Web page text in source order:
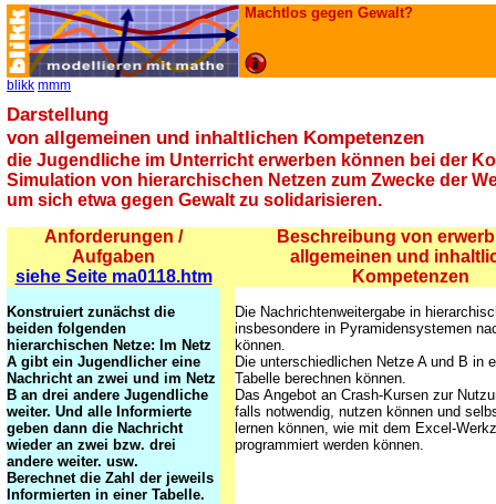
Machtlos gegen Gewalt?
blikk mmm
Darstellung
von allgemeinen und inhaltlichen Kompetenzen
die Jugendliche im Unterricht erwerben können bei der
Simulation von hierarchischen Netzen zum Zwecke der
um sich etwa gegen Gewalt zu solidarisieren.
Anforderungen /
Aufgaben
siehe Seite ma0118.htm
Beschreibung von
allgemeinen und
Kompetenzen
Konstruiert zunächst die
beiden folgenden
hierarchischen Netze: Im Netz
A gibt ein Jugendlicher eine
Nachricht an zwei und im Netz
B an drei andere Jugendliche
weiter. Und alle Informierte
geben dann die Nachricht
wieder an zwei bzw. drei
andere weiter. usw.
Berechnet die Zahl der jeweils
Informierten in einer Tabelle.
Die Nachrichtenweitergabe in
insbesondere in Pyramidensystemen
können.
Die unterschiedlichen Netze A und B in
Tabelle berechnen können.
Das Angebot an Crash-Kursen zur
falls notwendig, nutzen können und
lernen können, wie mit dem Excel-
programmiert werden können.